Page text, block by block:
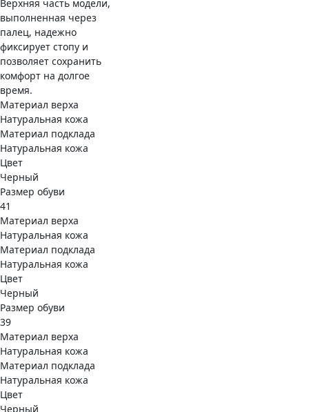
Верхняя часть модели,
выполненная через
палец, надежно
фиксирует стопу и
позволяет сохранить
комфорт на долгое
время.
Материал верха
Натуральная кожа
Материал подклада
Натуральная кожа
Цвет
Черный
Размер обуви
41
Материал верха
Натуральная кожа
Материал подклада
Натуральная кожа
Цвет
Черный
Размер обуви
39
Материал верха
Натуральная кожа
Материал подклада
Натуральная кожа
Цвет
Черный